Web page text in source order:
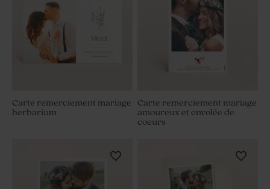
Carte remerciement mariage
herbarium
Carte remerciement mariage
amoureux et envolée de
coeurs